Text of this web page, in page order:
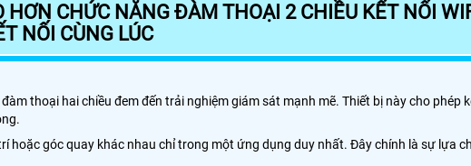
CHỨC NĂNG ĐÀM THOẠI 2 CHIỀU KẾT NỐI
NỐI CÙNG LÚC
thoại hai chiều đem đến trải nghiệm giám sát mạnh mẽ. Thiết bị này cho
hoặc góc quay khác nhau chỉ trong một ứng dụng duy nhất. Đây chính là sự lựa